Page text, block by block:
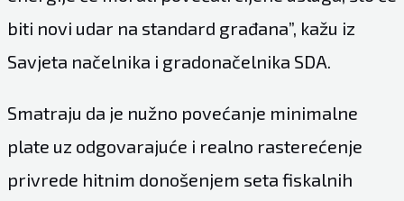
biti novi udar na standard građana”, kažu iz
Savjeta načelnika i gradonačelnika SDA.
Smatraju da je nužno povećanje minimalne
plate uz odgovarajuće i realno rasterećenje
privrede hitnim donošenjem seta fiskalnih